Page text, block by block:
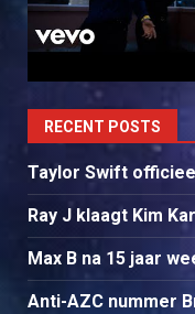
RECENT POSTS
Taylor Swift
Ray J klaagt Kim
Max B na 15 jaar
Anti-AZC nummer